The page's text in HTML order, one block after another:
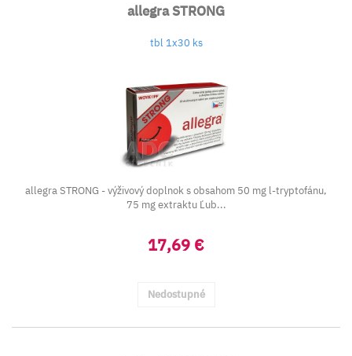
allegra STRONG
tbl 1x30 ks
allegra STRONG - výživový doplnok s obsahom 50 mg l-tryptofánu,
75 mg extraktu Ľub...
17,69 €
Nedostupné